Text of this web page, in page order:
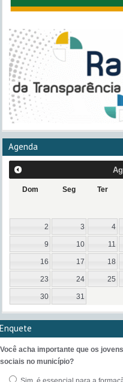
Agenda
Dom Seg Ter
2 3 4
9 10 11
16 17 18
23 24 25
30 31
Enquete
Você acha importante que os
sociais no município?